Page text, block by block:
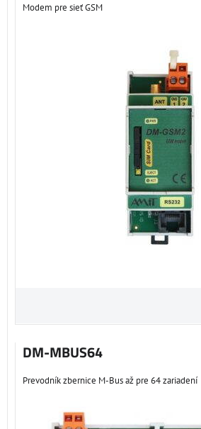
Modem pre sieť GSM
DM-MBUS64
Prevodník zbernice M-Bus až pre 64 zariadení